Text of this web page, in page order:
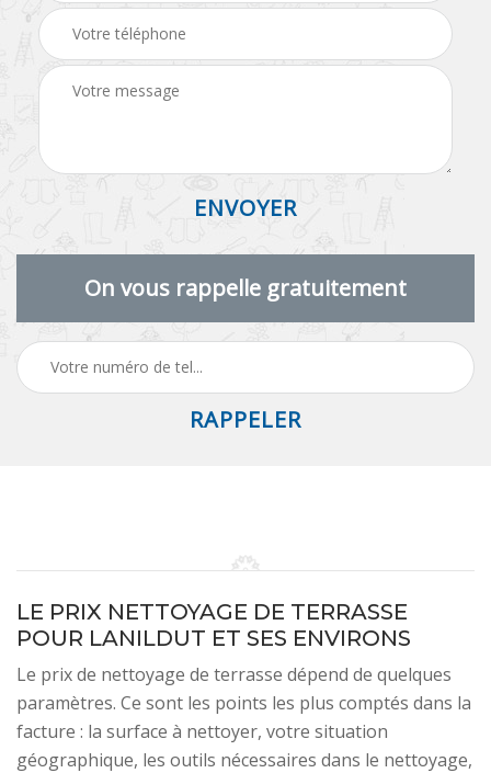
On vous rappelle gratuitement
LE PRIX NETTOYAGE DE TERRASSE
POUR LANILDUT ET SES ENVIRONS
Le prix de nettoyage de terrasse dépend de quelques
paramètres. Ce sont les points les plus comptés dans la
facture : la surface à nettoyer, votre situation
géographique, les outils nécessaires dans le nettoyage,